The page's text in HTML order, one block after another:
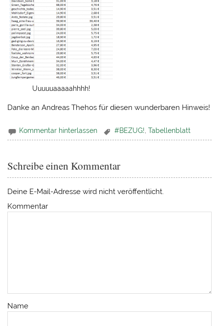
Uuuuuaaaaahhhh!
Danke an Andreas Thehos für diesen wunderbaren Hinweis!
Kommentar hinterlassen #BEZUG!,Tabellenblatt
Schreibe einen Kommentar
Deine E-Mail-Adresse wird nicht veröffentlicht.
Kommentar
Name